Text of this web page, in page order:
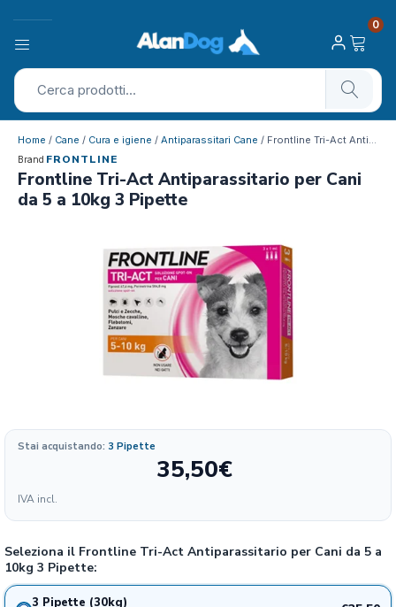
0
Home / Cane / Cura e igiene / Antiparassitari Cane / Frontline Tri-Act Antiparassitario pe…
Brand FRONTLINE
Frontline Tri-Act Antiparassitario per Cani
da 5 a 10kg 3 Pipette
Stai acquistando: 3 Pipette
35,50€
IVA incl.
Seleziona il Frontline Tri-Act Antiparassitario per Cani da 5 a
10kg 3 Pipette:
3 Pipette (30kg)
3 pipette 35.5€